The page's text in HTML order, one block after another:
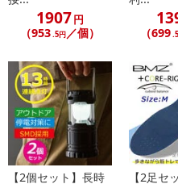
1907円
（953.5円／個） （699
【2個セット】長時
【2足セ